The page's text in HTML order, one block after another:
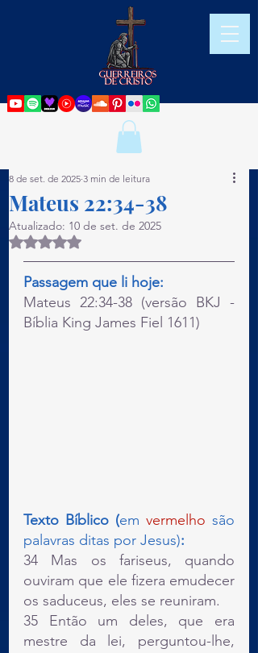
Mateus 22:34-38
8 de set. de 2025 3 min de leitura
Atualizado: 10 de set. de 2025
Avaliado com NaN de 5 estrelas.
Passagem que li hoje:
Mateus 22:34-38 (versão BKJ -
Bíblia King James Fiel 1611)
Texto Bíblico (em vermelho são
palavras ditas por Jesus):
34 Mas os fariseus, quando
ouviram que ele fizera emudecer
os saduceus, eles se reuniram.
35 Então um deles, que era
mestre da lei, perguntou-lhe,